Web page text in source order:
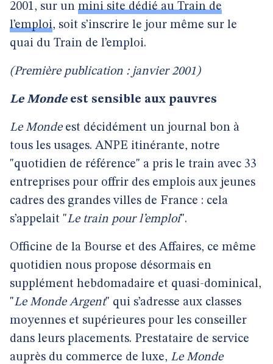
2001, sur un mini site dédié au Train de
l’emploi, soit s’inscrire le jour même sur le
quai du Train de l’emploi.
(Première publication : janvier 2001)
Le Mondeest sensible aux pauvres
Le Mondeest décidément un journal bon à
tous les usages. ANPE itinérante, notre
"quotidien de référence" a pris le train avec 33
entreprises pour offrir des emplois aux jeunes
cadres des grandes villes de France : cela
s’appelait "Le train pour l’emploi".
Officine de la Bourse et des Affaires, ce même
quotidien nous propose désormais en
supplément hebdomadaire et quasi-dominical,
"Le Monde Argent" qui s’adresse aux classes
moyennes et supérieures pour les conseiller
dans leurs placements. Prestataire de service
auprès du commerce de luxe, Le Monde